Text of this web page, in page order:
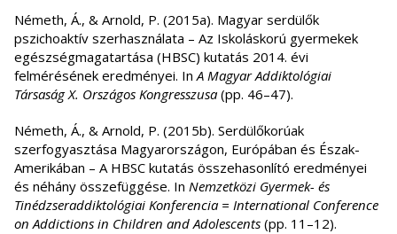
Németh, Á., & Arnold, P. (2015a). Magyar serdülők
pszichoaktív szerhasználata – Az Iskoláskorú gyermekek
egészségmagatartása (HBSC) kutatás 2014. évi
felmérésének eredményei. InA Magyar Addiktológiai
Társaság X. Országos Kongresszusa (pp. 46–47).
Németh, Á., & Arnold, P. (2015b). Serdülőkorúak
szerfogyasztása Magyarországon, Európában és Észak-
Amerikában – A HBSC kutatás összehasonlító eredményei
és néhány összefüggése. In Nemzetközi Gyermek- és
Tinédzseraddiktológiai Konferencia = International Conference
on Addictions in Children and Adolescents (pp. 11–12).